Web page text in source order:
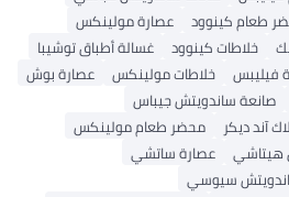
طعام كينوود
عصارة مولينكس
خلاطات كينوود
غسالة أطباق توشيبا
خلاطات مولينكس
عصارة بوش
صانعة ساندويتش جيباس
ديكر
محضر طعام مولينكس
عصارة ساتشي
سيوسي